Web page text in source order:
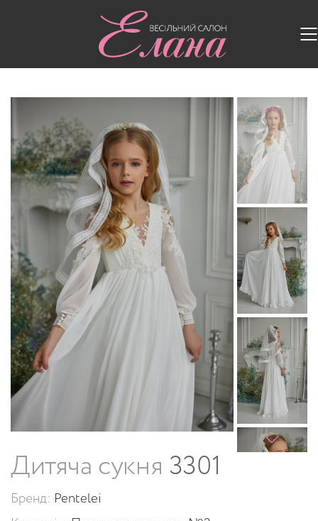
Дитячі сукні/Дитяча сукня 3301
Дитяча сукня 3301
Бренд: Pentelei